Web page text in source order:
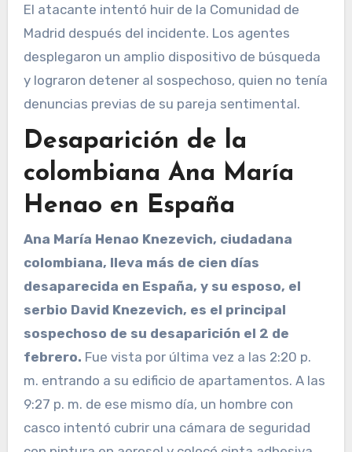
El atacante intentó huir de la Comunidad de
Madrid después del incidente. Los agentes
desplegaron un amplio dispositivo de búsqueda
y lograron detener al sospechoso, quien no tenía
denuncias previas de su pareja sentimental.
Desaparición de la
colombiana Ana María
Henao en España
Ana María Henao Knezevich, ciudadana
colombiana, lleva más de cien días
desaparecida en España, y su esposo, el
serbio David Knezevich, es el principal
sospechoso de su desaparición el 2 de
febrero. Fue vista por última vez a las 2:20 p.
m. entrando a su edificio de apartamentos. A las
9:27 p. m. de ese mismo día, un hombre con
casco intentó cubrir una cámara de seguridad